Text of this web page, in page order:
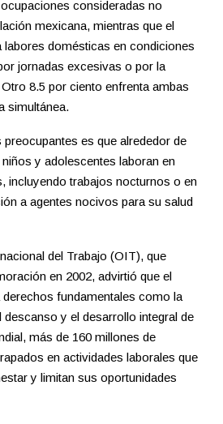
consideradas no
mexicana, mientras que el
labores domésticas en condiciones
jornadas excesivas o por la
8.5 por ciento enfrenta ambas
simultánea.
es que alrededor de
y adolescentes laboran en
incluyendo trabajos nocturnos o en
a agentes nocivos para su salud
del Trabajo (OIT), que
en 2002, advirtió que el
derechos fundamentales como la
descanso y el desarrollo integral de
más de 160 millones de
en actividades laborales que
y limitan sus oportunidades